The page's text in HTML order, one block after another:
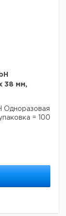
38 мм,
Одноразовая
= 100